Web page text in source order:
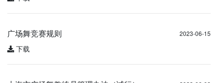
广场舞竞赛规则 2023-06-15
下载